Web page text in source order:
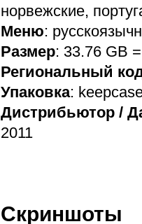
норвежские,
Меню:
Размер: 33.76 GB
Региональный
Упаковка:
Дистрибьютор /
2011
Скриншоты